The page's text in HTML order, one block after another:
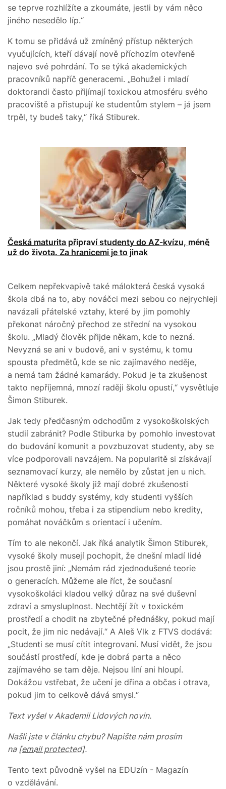
se teprve rozhlížíte a zkoumáte, jestli by vám něco
jiného nesedělo líp.“
K tomu se přidává už zmíněný přístup některých
vyučujících, kteří dávají nově příchozím otevřeně
najevo své pohrdání. To se týká akademických
pracovníků napříč generacemi. „Bohužel i mladí
doktorandi často přijímají toxickou atmosféru svého
pracoviště a přistupují ke studentům stylem – já jsem
trpěl, ty budeš taky,“ říká Stiburek.
Česká maturita připraví studenty do AZ-kvízu, méně
už do života. Za hranicemi je to jinak
Celkem nepřekvapivě také málokterá česká vysoká
škola dbá na to, aby nováčci mezi sebou co nejrychleji
navázali přátelské vztahy, které by jim pomohly
překonat náročný přechod ze střední na vysokou
školu. „Mladý člověk přijde někam, kde to nezná.
Nevyzná se ani v budově, ani v systému, k tomu
spousta předmětů, kde se nic zajímavého neděje,
a nemá tam žádné kamarády. Pokud je ta zkušenost
takto nepříjemná, mnozí raději školu opustí,“ vysvětluje
Šimon Stiburek.
Jak tedy předčasným odchodům z vysokoškolských
studií zabránit? Podle Stiburka by pomohlo investovat
do budování komunit a povzbuzovat studenty, aby se
více podporovali navzájem. Na popularitě si získávají
seznamovací kurzy, ale nemělo by zůstat jen u nich.
Některé vysoké školy již mají dobré zkušenosti
například s buddy systémy, kdy studenti vyšších
ročníků mohou, třeba i za stipendium nebo kredity,
pomáhat nováčkům s orientací i učením.
Tím to ale nekončí. Jak říká analytik Šimon Stiburek,
vysoké školy musejí pochopit, že dnešní mladí lidé
jsou prostě jiní: „Nemám rád zjednodušené teorie
o generacích. Můžeme ale říct, že současní
vysokoškoláci kladou velký důraz na své duševní
zdraví a smysluplnost. Nechtějí žít v toxickém
prostředí a chodit na zbytečné přednášky, pokud mají
pocit, že jim nic nedávají.“ A Aleš Vlk z FTVS dodává:
„Studenti se musí cítit integrovaní. Musí vidět, že jsou
součástí prostředí, kde je dobrá parta a něco
zajímavého se tam děje. Nejsou líní ani hloupí.
Dokážou vstřebat, že učení je dřina a občas i otrava,
pokud jim to celkově dává smysl.“
Text vyšel v Akademii Lidových novin.
Našli jste v článku chybu? Napište nám prosím
na [email protected].
Tento text původně vyšel na EDUzín - Magazín
o vzdělávání.